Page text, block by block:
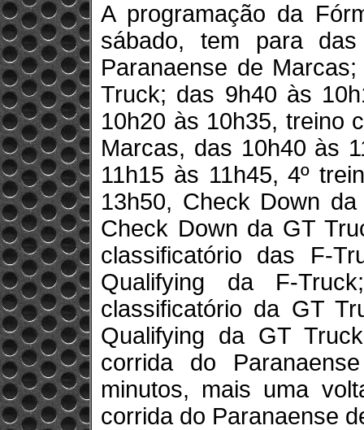
A programação da
sábado, tem para
Paranaense de
Truck; das 9h40 às
10h20 às 10h35, treino
Marcas, das 10h40 às
11h15 às 11h45, 4º
13h50, Check Down
Check Down da GT
classificatório das F-
Qualifying da F-
classificatório da GT
Qualifying da GT
corrida do
minutos, mais uma
corrida do Paranaense